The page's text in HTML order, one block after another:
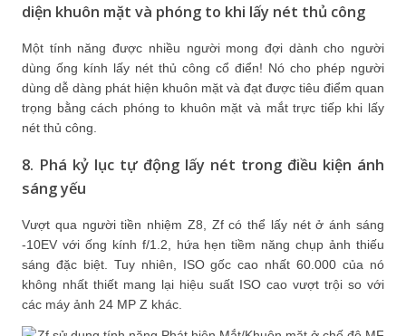
diện khuôn mặt và phóng to khi lấy nét thủ công
Một tính năng được nhiều người mong đợi dành cho người
dùng ống kính lấy nét thủ công cổ điển! Nó cho phép người
dùng dễ dàng phát hiện khuôn mặt và đạt được tiêu điểm quan
trọng bằng cách phóng to khuôn mặt và mắt trực tiếp khi lấy
nét thủ công.
8. Phá kỷ lục tự động lấy nét trong điều kiện ánh
sáng yếu
Vượt qua người tiền nhiệm Z8, Zf có thể lấy nét ở ánh sáng
-10EV với ống kính f/1.2, hứa hẹn tiềm năng chụp ảnh thiếu
sáng đặc biệt. Tuy nhiên, ISO gốc cao nhất 60.000 của nó
không nhất thiết mang lại hiệu suất ISO cao vượt trội so với
các máy ảnh 24 MP Z khác.